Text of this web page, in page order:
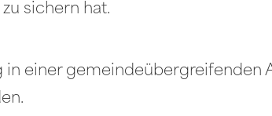
sichern hat.
in einer